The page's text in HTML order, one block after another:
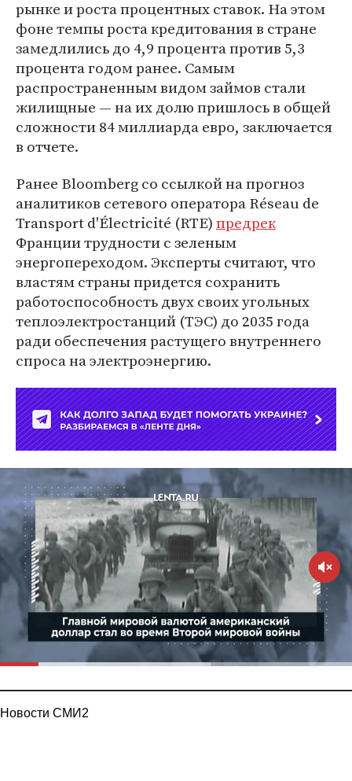
рынке и роста процентных ставок. На этом
фоне темпы роста кредитования в стране
замедлились до 4,9 процента против 5,3
процента годом ранее. Самым
распространенным видом займов стали
жилищные — на их долю пришлось в общей
сложности 84 миллиарда евро, заключается
в отчете.
Ранее Bloomberg со ссылкой на прогноз
аналитиков сетевого оператора Réseau de
Transport d'Électricité (RTE)предрек
Франции трудности с зеленым
энергопереходом. Эксперты считают, что
властям страны придется сохранить
работоспособность двух своих угольных
теплоэлектростанций (ТЭС) до 2035 года
ради обеспечения растущего внутреннего
спроса на электроэнергию.
Новости СМИ2